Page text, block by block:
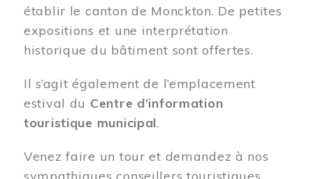
établir le canton de Monckton. De petites
expositions et une interprétation
historique du bâtiment sont offertes.
Il s’agit également de l’emplacement
estival du Centre d’information
touristique municipal.
Venez faire un tour et demandez à nos
sympathiques conseillers touristiques